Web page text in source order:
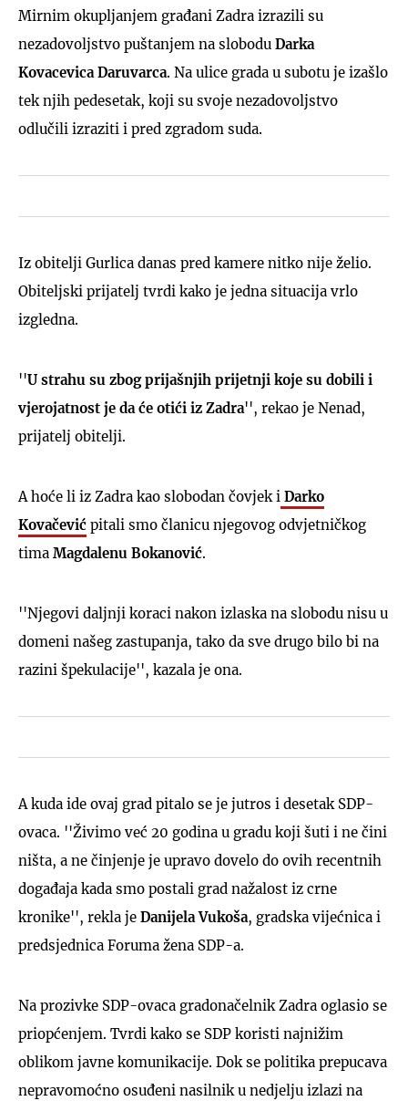
Mirnim okupljanjem građani Zadra izrazili su
nezadovoljstvo puštanjem na slobodu Darka
Kovacevica Daruvarca. Na ulice grada u subotu je izašlo
tek njih pedesetak, koji su svoje nezadovoljstvo
odlučili izraziti i pred zgradom suda.
Iz obitelji Gurlica danas pred kamere nitko nije želio.
Obiteljski prijatelj tvrdi kako je jedna situacija vrlo
izgledna.
''U strahu su zbog prijašnjih prijetnji koje su dobili i
vjerojatnost je da će otići iz Zadra'', rekao je Nenad,
prijatelj obitelji.
A hoće li iz Zadra kao slobodan čovjek i Darko
Kovačević pitali smo članicu njegovog odvjetničkog
tima Magdalenu Bokanović.
''Njegovi daljnji koraci nakon izlaska na slobodu nisu u
domeni našeg zastupanja, tako da sve drugo bilo bi na
razini špekulacije'', kazala je ona.
A kuda ide ovaj grad pitalo se je jutros i desetak SDP-
ovaca. ''Živimo već 20 godina u gradu koji šuti i ne čini
ništa, a ne činjenje je upravo dovelo do ovih recentnih
događaja kada smo postali grad nažalost iz crne
kronike'', rekla je Danijela Vukoša, gradska vijećnica i
predsjednica Foruma žena SDP-a.
Na prozivke SDP-ovaca gradonačelnik Zadra oglasio se
priopćenjem. Tvrdi kako se SDP koristi najnižim
oblikom javne komunikacije. Dok se politika prepucava
nepravomoćno osuđeni nasilnik u nedjelju izlazi na